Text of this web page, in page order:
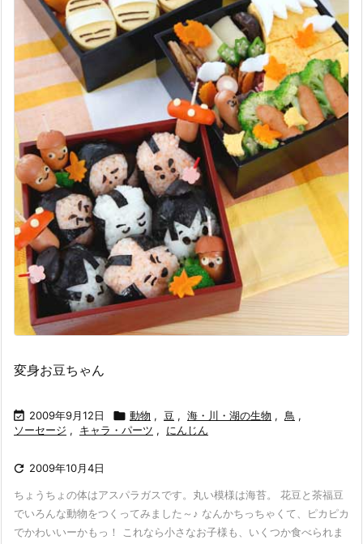
変身お豆ちゃん
 2009年9月12日  動物 , 豆 , 海・川・湖の生物 , 鳥 ,
ソーセージ , キャラ・パーツ , にんじん
 2009年10月4日
ちょうちょの体はアスパラガスです。丸い模様は海苔。 花豆と茶福豆
でいろんな動物をつくってみました～♪ なんかちっちゃくて、ピカピカ
でかわいいーかもっ！ これなら小さなお子様も、いくつか食べられま